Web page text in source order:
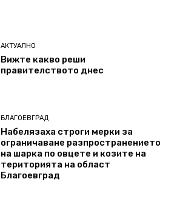
АКТУАЛНО
Вижте какво реши
правителството днес
БЛАГОЕВГРАД
Набелязаха строги мерки за
ограничаване разпространението
на шарка по овцете и козите на
територията на област
Благоевград